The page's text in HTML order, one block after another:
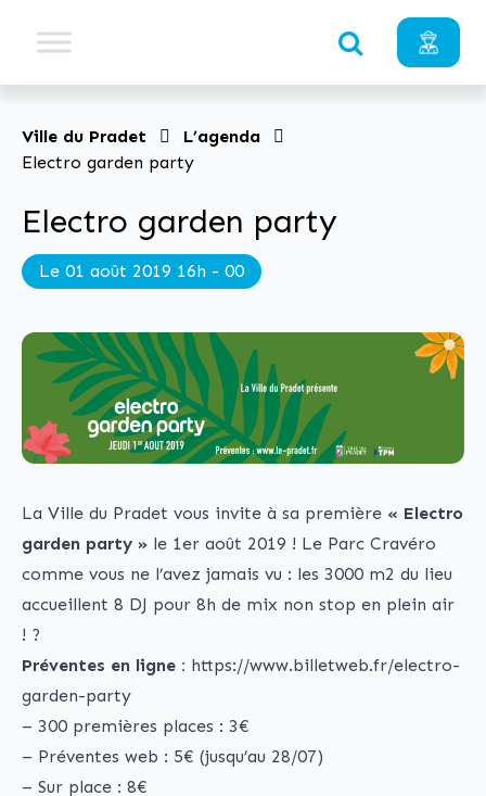
Ville du Pradet
L’agenda
Electro garden party
Electro garden party
Le 01 août 2019 16h - 00
La Ville du Pradet vous invite à sa première « Electro
garden party » le 1er août 2019 ! Le Parc Cravéro
comme vous ne l’avez jamais vu : les 3000 m2 du lieu
accueillent 8 DJ pour 8h de mix non stop en plein air
! ?
Préventes en ligne : https://www.billetweb.fr/electro-
garden-party
– 300 premières places : 3€
– Préventes web : 5€ (jusqu’au 28/07)
– Sur place : 8€